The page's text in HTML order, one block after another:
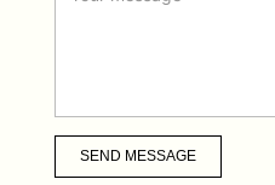
SEND MESSAGE